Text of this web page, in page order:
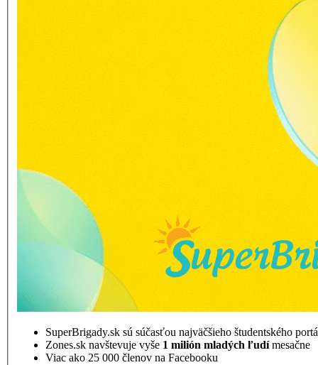
SuperBrigady.sk sú súčasťou najväčšieho študentského
Zones.sk navštevuje vyše 1 milión mladých ľudímesačne
Viac ako 25 000 členov na Facebooku